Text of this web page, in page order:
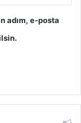
adım, e-posta